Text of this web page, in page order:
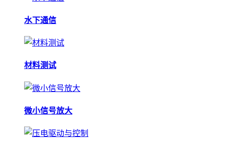
水下通信
材料测试
微小信号放大